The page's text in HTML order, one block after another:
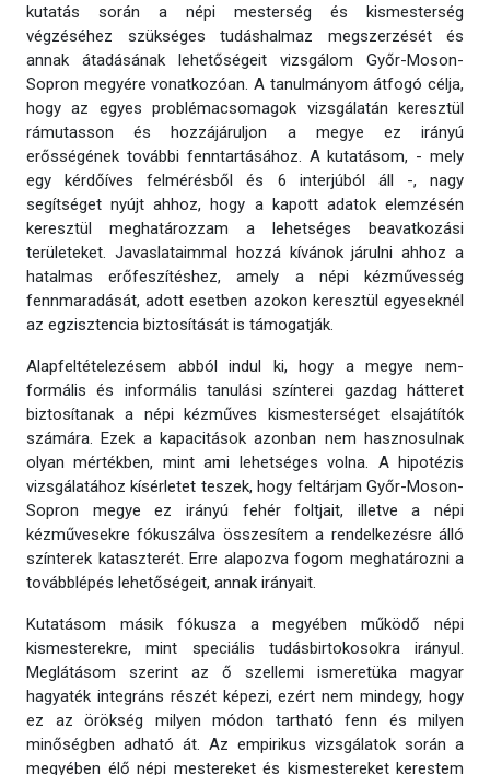
kutatás során a népi mesterség és kismesterség
végzéséhez szükséges tudáshalmaz megszerzését és
annak átadásának lehetőségeit vizsgálom Győr-Moson-
Sopron megyére vonatkozóan. A tanulmányom átfogó célja,
hogy az egyes problémacsomagok vizsgálatán keresztül
rámutasson és hozzájáruljon a megye ez irányú
erősségének további fenntartásához. A kutatásom, - mely
egy kérdőíves felmérésből és 6 interjúból áll -, nagy
segítséget nyújt ahhoz, hogy a kapott adatok elemzésén
keresztül meghatározzam a lehetséges beavatkozási
területeket. Javaslataimmal hozzá kívánok járulni ahhoz a
hatalmas erőfeszítéshez, amely a népi kézművesség
fennmaradását, adott esetben azokon keresztül egyeseknél
az egzisztencia biztosítását is támogatják.
Alapfeltételezésem abból indul ki, hogy a megye nem-
formális és informális tanulási színterei gazdag hátteret
biztosítanak a népi kézműves kismesterséget elsajátítók
számára. Ezek a kapacitások azonban nem hasznosulnak
olyan mértékben, mint ami lehetséges volna. A hipotézis
vizsgálatához kísérletet teszek, hogy feltárjam Győr-Moson-
Sopron megye ez irányú fehér foltjait, illetve a népi
kézművesekre fókuszálva összesítem a rendelkezésre álló
színterek kataszterét. Erre alapozva fogom meghatározni a
továbblépés lehetőségeit, annak irányait.
Kutatásom másik fókusza a megyében működő népi
kismesterekre, mint speciális tudásbirtokosokra irányul.
Meglátásom szerint az ő szellemi ismeretüka magyar
hagyaték integráns részét képezi, ezért nem mindegy, hogy
ez az örökség milyen módon tartható fenn és milyen
minőségben adható át. Az empirikus vizsgálatok során a
megyében élő népi mestereket és kismestereket kerestem